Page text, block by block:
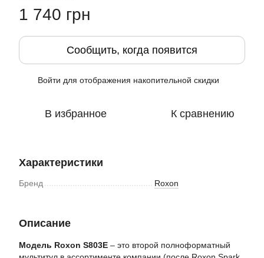
1 740 грн
Сообщить, когда появится
Войти для отображения накопительной скидки
В избранное К сравнению
Характеристики
Бренд Roxon
Описание
Модель Roxon S803E – это второй полноформатный